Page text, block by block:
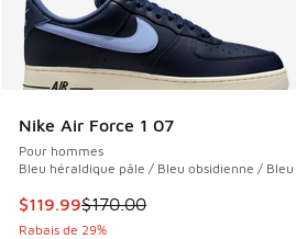
Nike Air Force 1 07
Pour hommes
Bleu héraldique pâle / Bleu obsidienne /
Cet article est en solde. Le prix
$119.99$170.00
Rabais de 29%